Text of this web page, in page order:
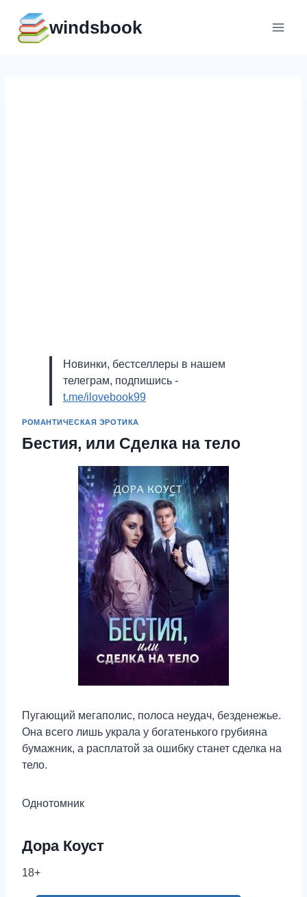
содержимому
windsbook
Новинки, бестселлеры в нашем
телеграм, подпишись -
t.me/ilovebook99
РОМАНТИЧЕСКАЯ ЭРОТИКА
Бестия, или Сделка на тело
Пугающий мегаполис, полоса неудач, безденежье.
Она всего лишь украла у богатенького грубияна
бумажник, а расплатой за ошибку станет сделка на
тело.
Однотомник
Дора Коуст
18+